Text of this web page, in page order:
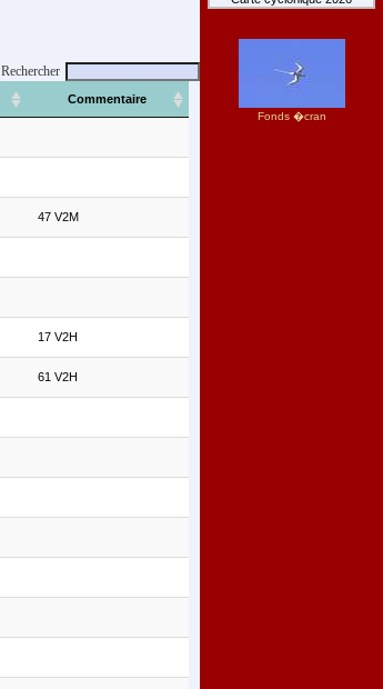
Rechercher
Commentaire
47 V2M
17 V2H
61 V2H
Fonds �cran